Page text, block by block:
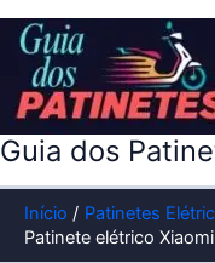
Ir
para
conteúdo
Guia dos
Início
Patinetes
Patinete elétrico